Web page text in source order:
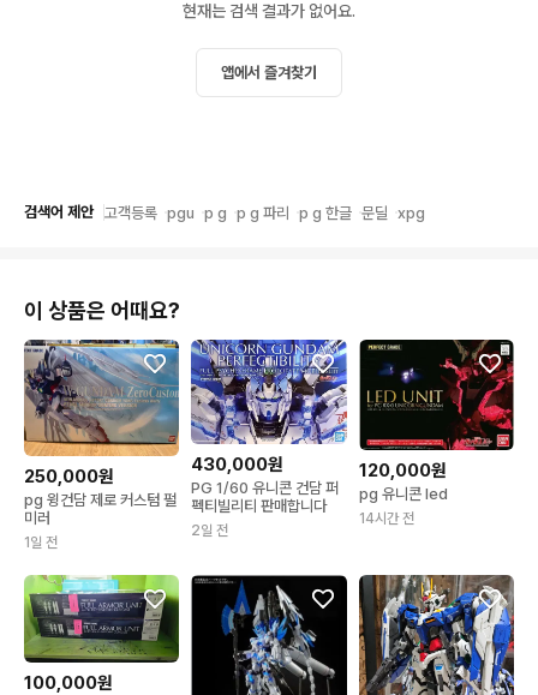
현재는 검색 결과가 없어요.
앱에서 즐겨찾기
검색어 제안 고객등록 pgu p g p g 파리 p g 한글 문딜 xpg
이 상품은 어때요?
250,000원
pg 윙건담 제로 커스텀 펄
미러
1일 전
430,000원
PG 1/60 유니콘 건담 퍼
펙티빌리티 판매합니다
2일 전
120,000원
pg 유니콘 led
14시간 전
100,000원